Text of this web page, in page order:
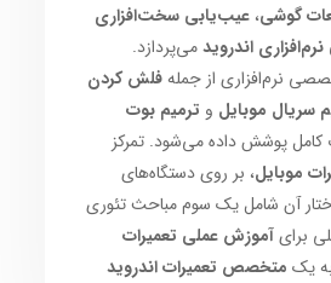
گوشی،عیب‌یابی سخت‌افزاری
اندرویدمی‌پردازد.
نرم‌افزاری از جملهفلش کردن
سریال موبایل و ترمیم بوت
کامل پوشش داده می‌شود. تمرکز
موبایل، بر روی دستگاه‌های
آن شامل یک سوم مباحث تئوری
برایآموزش عملی تعمیرات
یک متخصص تعمیرات اندروید